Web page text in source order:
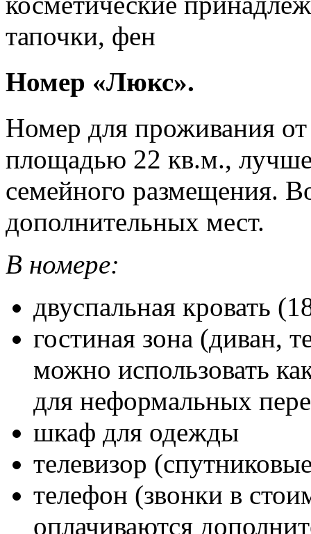
тапочки, фен
Номер «Люкс».
Номер для проживания
площадью 22 кв.м.,
семейного размещения.
дополнительных мест.
В номере:
двуспальная кровать
гостиная зона (диван,
можно использовать
для неформальных
шкаф для одежды
телевизор
телефон (звонки в
оплачиваются